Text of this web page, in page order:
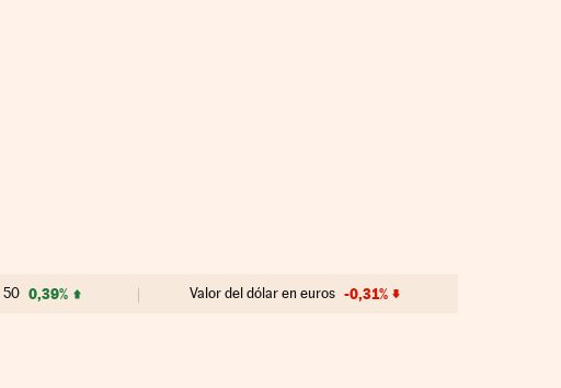
50 0,39% Valor del dólar en euros -0,31%